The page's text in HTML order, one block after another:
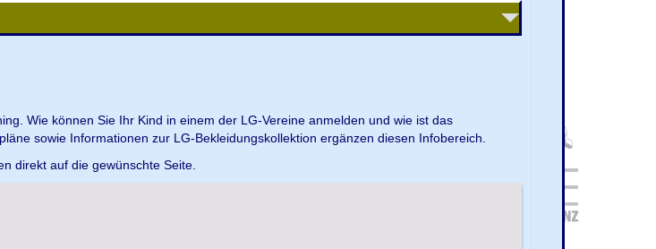
Wie können Sie Ihr Kind in einem der LG-Vereine anmelden und wie ist das
sowie Informationen zur LG-Bekleidungskollektion ergänzen diesen Infobereich.
direkt auf die gewünschte Seite.